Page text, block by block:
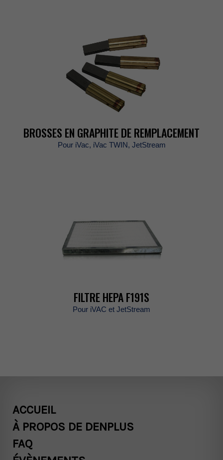
BROSSESENGRAPHITEDEREMPLACEMENT
PouriVac,iVacTWIN,JetStream
FILTREHEPAF191S
PouriVACetJetStream
ACCUEIL
ÀPROPOSDEDENPLUS
FAQ